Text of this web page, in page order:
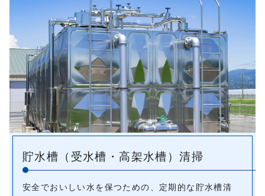
貯水槽（受水槽・高架水槽）清掃
安全でおいしい水を保つための、定期的な貯水槽清